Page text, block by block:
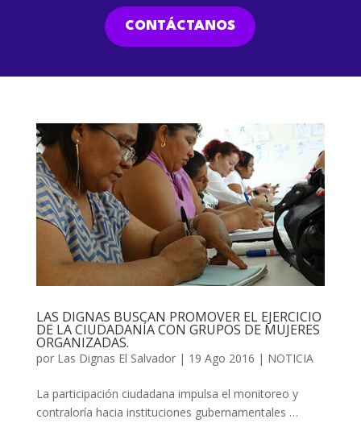
CONTÁCTANOS
LAS DIGNAS BUSCAN PROMOVER EL EJERCICIO
DE LA CIUDADANÍA CON GRUPOS DE MUJERES
ORGANIZADAS.
por Las Dignas El Salvador| 19 Ago 2016 | NOTICIA
La participación ciudadana impulsa el monitoreo y
contraloría hacia instituciones gubernamentales …